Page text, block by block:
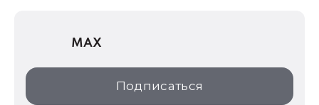
1С:Дистрибьюция
1С:Образование
ИТС.1C.ru
MAX
Подписаться